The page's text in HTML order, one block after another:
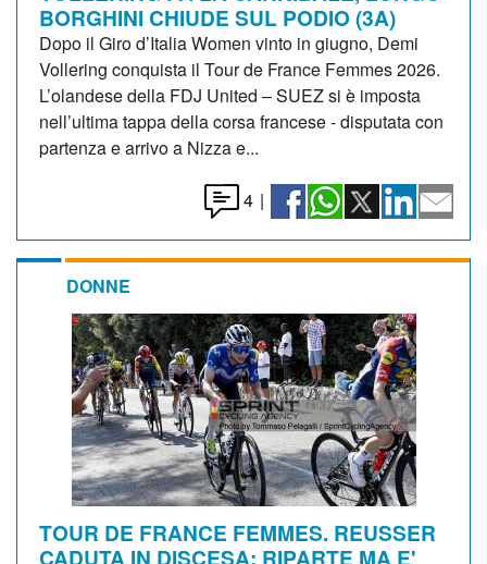
BORGHINI CHIUDE SUL PODIO (3A)
Dopo il Giro d’Italia Women vinto in giugno, Demi
Vollering conquista il Tour de France Femmes 2026.
L’olandese della FDJ United – SUEZ si è imposta
nell’ultima tappa della corsa francese - disputata con
partenza e arrivo a Nizza e...
4 |
DONNE
TOUR DE FRANCE FEMMES. REUSSER
CADUTA IN DISCESA: RIPARTE MA E'